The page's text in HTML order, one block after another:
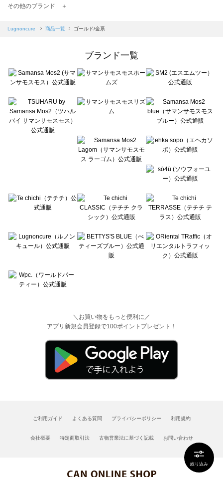
絞り込み
TSUHARU by Samansa Mos2（ツハルバイサマンサモスモス）の一覧
Samansa Mos2 blue（サマンサモスモス ブルー）の一覧
Te chichi（テチチ）の一覧
Te chichi CLASSIC（テチチ クラシック）の一覧
Lugnoncure（ルノンキュール）の一覧
BETTY'S BLUE（べティーズブルー）の一覧
Wpc.（ワールドパーティー）の一覧
その他のブランド ＋
Lugnoncure 商品一覧 ゴールド/金系
ブランド一覧
＼お買い物をもっと便利に／
アプリ新規会員登録で100ポイントプレゼント！
ご利用ガイド よくある質問 プライバシーポリシー 利用規約
会社概要 特定商取引法 古物営業法に基づく記載 お問い合わせ